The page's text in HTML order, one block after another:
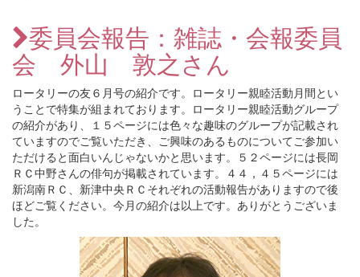
委員会報告：雑誌・会報委員
会 外山 敦之さん
ロータリーの友６月号の紹介です。ロータリー親睦活動月間とい
うことで特集が組まれております。ロータリー親睦活動グループ
の紹介があり、１５ページには色々な趣味のグループが記載され
ていますのでご覧いただき、ご興味のあるものについてご参加い
ただけると面白いんじゃないかと思います。５２ページには長岡
ＲＣ中野さんの俳句が掲載されています。４４，４５ページには
新潟南ＲＣ、新津中央ＲＣそれぞれの活動報告がありますので後
ほどご覧ください。今月の紹介は以上です。ありがとうございま
した。